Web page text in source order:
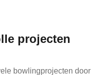
projecten
bowlingprojecten door